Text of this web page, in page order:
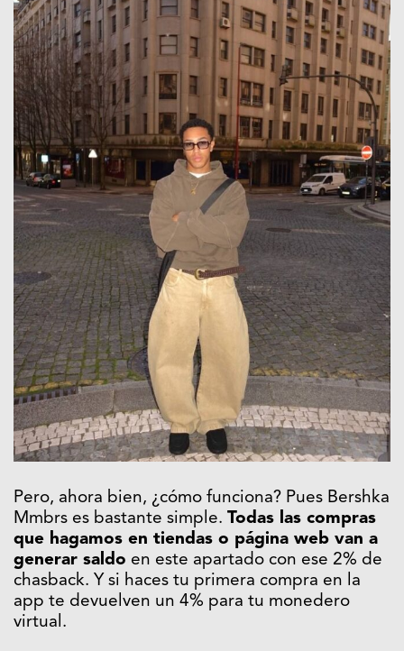
Pero, ahora bien, ¿cómo funciona? Pues Bershka
Mmbrs es bastante simple. Todas las compras
que hagamos en tiendas o página web van a
generar saldo en este apartado con ese 2% de
chasback. Y si haces tu primera compra en la
app te devuelven un 4% para tu monedero
virtual.